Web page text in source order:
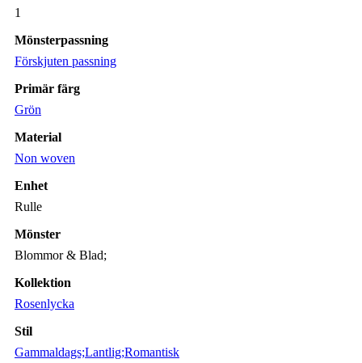
1
Mönsterpassning
Förskjuten passning
Primär färg
Grön
Material
Non woven
Enhet
Rulle
Mönster
Blommor & Blad;
Kollektion
Rosenlycka
Stil
Gammaldags;Lantlig;Romantisk